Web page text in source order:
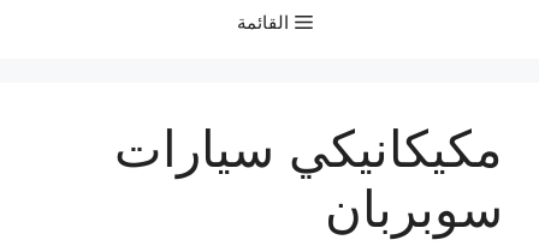
القائمة
مكيكانيكي سيارات
سوبربان